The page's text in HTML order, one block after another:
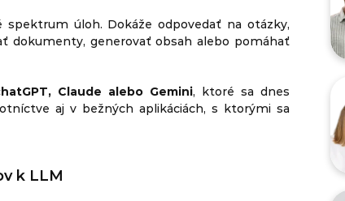
spektrum úloh. Dokáže odpovedať na otázky,
dokumenty, generovať obsah alebo pomáhať
Claude alebo Gemini, ktoré sa dnes
aj v bežných aplikáciách, s ktorými sa
k LLM